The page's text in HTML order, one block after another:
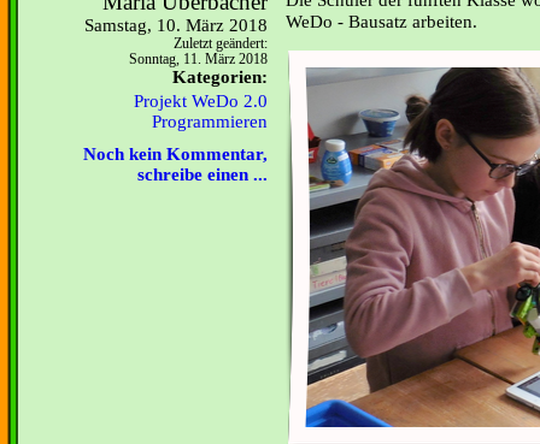
Samstag, 10. März 2018
Zuletzt geändert:
Sonntag, 11. März 2018
Kategorien:
Projekt WeDo 2.0
Programmieren
Noch kein Kommentar,
schreibe einen ...
WeDo - Bausatz arbeiten.